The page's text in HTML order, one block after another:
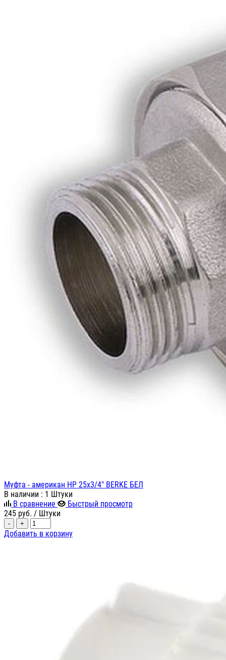
Муфта - американ НР 25х3/4" BERKE БЕЛ
В наличии : 1 Штуки
В сравнение
Быстрый просмотр
245 руб. / Штуки
- +
Добавить в корзину